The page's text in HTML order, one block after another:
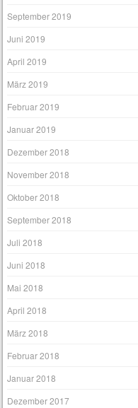
September 2019
Juni 2019
April 2019
März 2019
Februar 2019
Januar 2019
Dezember 2018
November 2018
Oktober 2018
September 2018
Juli 2018
Juni 2018
Mai 2018
April 2018
März 2018
Februar 2018
Januar 2018
Dezember 2017